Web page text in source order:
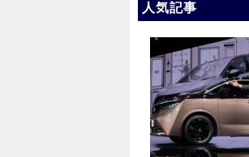
人気記事